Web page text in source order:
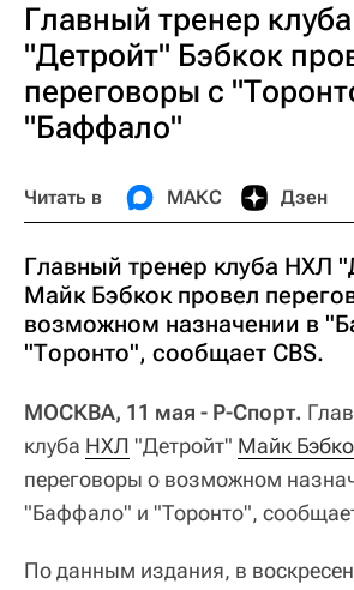
Главный тренер
"Детройт" Бэбкок
переговоры с
"Баффало"
Читать в МАКС Дзен
Главный тренер клуба НХЛ
Майк Бэбкок провел
возможном назначении в
"Торонто", сообщает CBS.
МОСКВА, 11 мая - Р-Спорт.
клуба НХЛ "Детройт" Майк
переговоры о возможном
"Баффало" и "Торонто",
По данным издания, в